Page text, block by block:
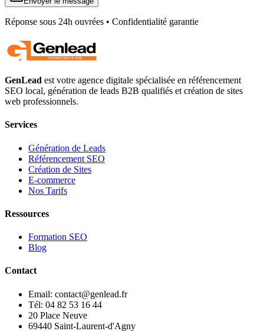
Réponse sous 24h ouvrées • Confidentialité garantie
GenLead est votre agence digitale spécialisée en référencement
SEO local, génération de leads B2B qualifiés et création de sites
web professionnels.
Services
Génération de Leads
Référencement SEO
Création de Sites
E-commerce
Nos Tarifs
Ressources
Formation SEO
Blog
Contact
Email: contact@genlead.fr
Tél: 04 82 53 16 44
20 Place Neuve
69440 Saint-Laurent-d'Agny